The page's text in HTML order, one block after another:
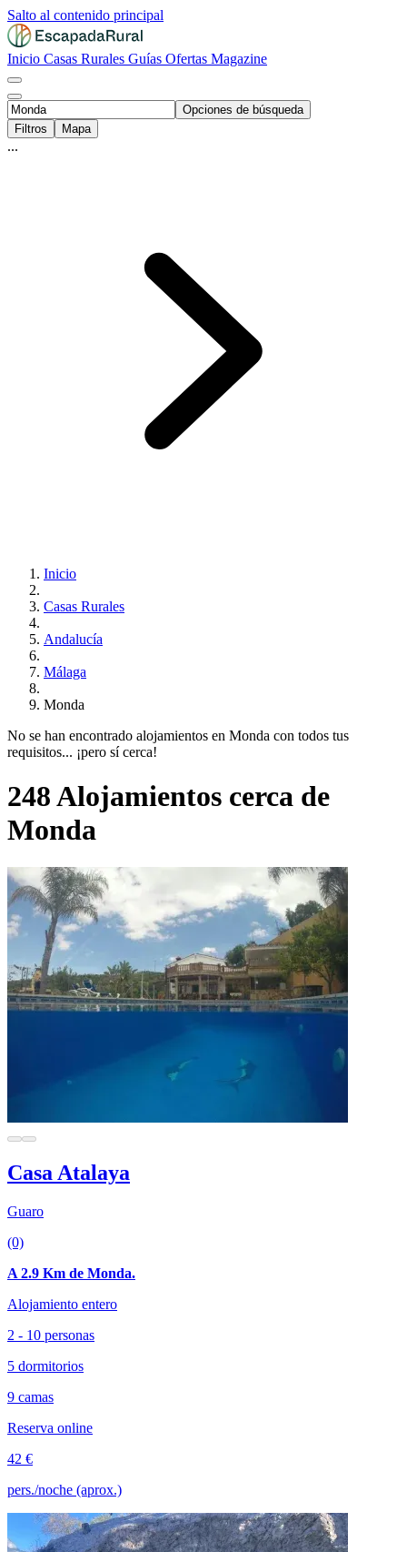
Salto al contenido principal
Inicio Casas Rurales Guías Ofertas Magazine
Opciones de búsqueda
Filtros
Mapa
...
Inicio
Casas Rurales
Andalucía
Málaga
Monda
No se han encontrado alojamientos en Monda con todos tus
requisitos... ¡pero sí cerca!
248 Alojamientos cerca de
Monda
Casa Atalaya
Guaro
(0)
A 2.9 Km de Monda.
Alojamiento entero
2 - 10 personas
5 dormitorios
9 camas
Reserva online
42 €
pers./noche (aprox.)